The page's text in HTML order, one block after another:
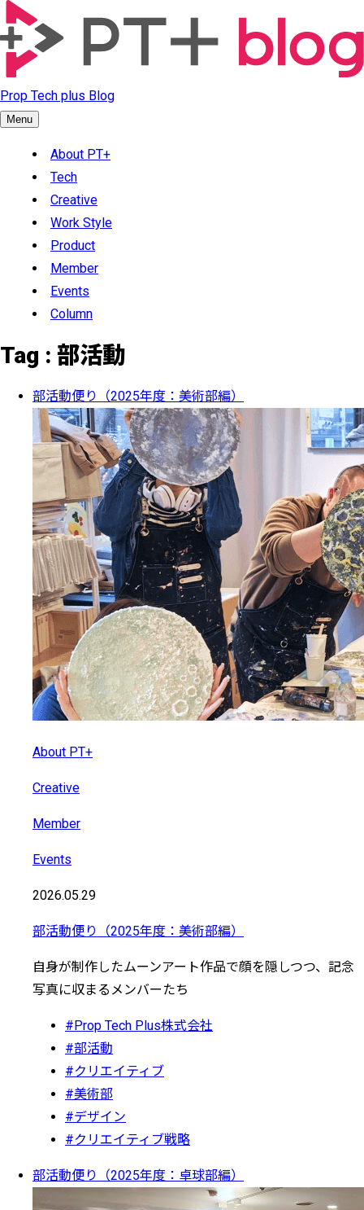
Prop Tech plus Blog
Menu
About PT+
Tech
Creative
Work Style
Product
Member
Events
Column
Tag : 部活動
部活動便り（2025年度：美術部編）
About PT+
Creative
Member
Events
2026.05.29
部活動便り（2025年度：美術部編）
自身が制作したムーンアート作品で顔を隠しつつ、記念
写真に収まるメンバーたち
#Prop Tech Plus株式会社
#部活動
#クリエイティブ
#美術部
#デザイン
#クリエイティブ戦略
部活動便り（2025年度：卓球部編）